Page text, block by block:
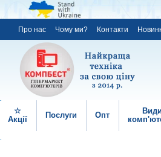
Про нас Чому ми? Контакти
☆
Акції
Послуги Опт
Види